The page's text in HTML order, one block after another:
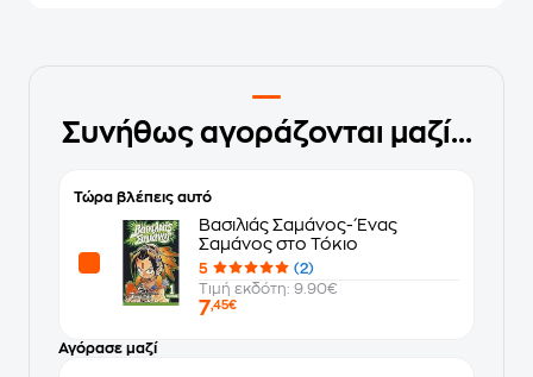
Συνήθως αγοράζονται μαζί...
Τώρα βλέπεις αυτό
Βασιλιάς Σαμάνος- Ένας
Σαμάνος στο Τόκιο
5
(2)
Τιμή εκδότη: 9.90€
7,45€
Αγόρασε μαζί